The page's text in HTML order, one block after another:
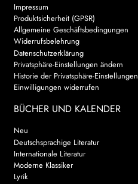
Impressum
Produktsicherheit (GPSR)
Allgemeine Geschäftsbedingungen
Widerrufsbelehrung
Datenschutzerklärung
Privatsphäre-Einstellungen ändern
Historie der Privatsphäre-Einstellungen
Einwilligungen widerrufen
BÜCHER UND KALENDER
Neu
Deutschsprachige Literatur
Internationale Literatur
Moderne Klassiker
Lyrik